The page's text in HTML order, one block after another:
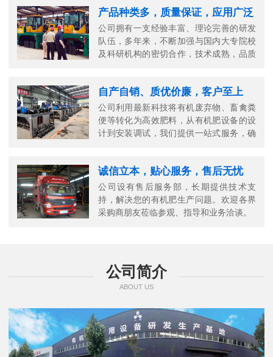
产品种类多，质量保证，应用广泛
公司拥有一支经验丰富、理论完善的研发
队伍，多年来，不断加强与国内大专院校
及科研机构的密切合作，技术成熟，品质
自产自销、质优价廉，客户至上
公司利用最新科技将有机废弃物、畜禽粪
便等转化为高效肥料，从有机肥设备的设
计到安装调试，我们提供一站式服务，确
诚信立本，贴心服务，售后无忧
公司设有售后服务部，长期提供技术支
持，解决您的有机肥生产问题。欢迎各界
采购商朋友莅临参观、指导和业务洽谈。
公司简介
ABOUT US